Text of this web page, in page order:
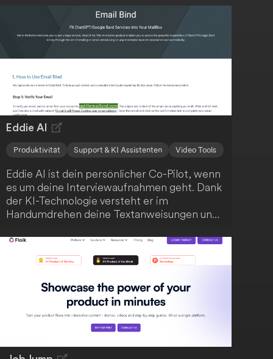
interaktive Quizze und einen KI-
Lernassistenten. Starte kostenlos und
revolutioniere dein Lernen!
Eddie AI
Produktivität Support & KI Assistenten Video Tools
Eddie AI ist dein persönlicher Co-Pilot, wenn
es um deine Interviewaufnahmen geht. Dank
der KI-Technologie versteht er im
Handumdrehen deine Textanweisungen und
bearbeiten. Du kannst stärkere Hooks
anfordern, deine Schnitte prägnanter
gestalten und nahtlos mit Eddie iterieren.
Anschließend exportierst du die Ergebnisse
ganz einfach als MP4 oder arbeitest sie in
Adobe, DaVinci Resolve und FCP weiter aus.